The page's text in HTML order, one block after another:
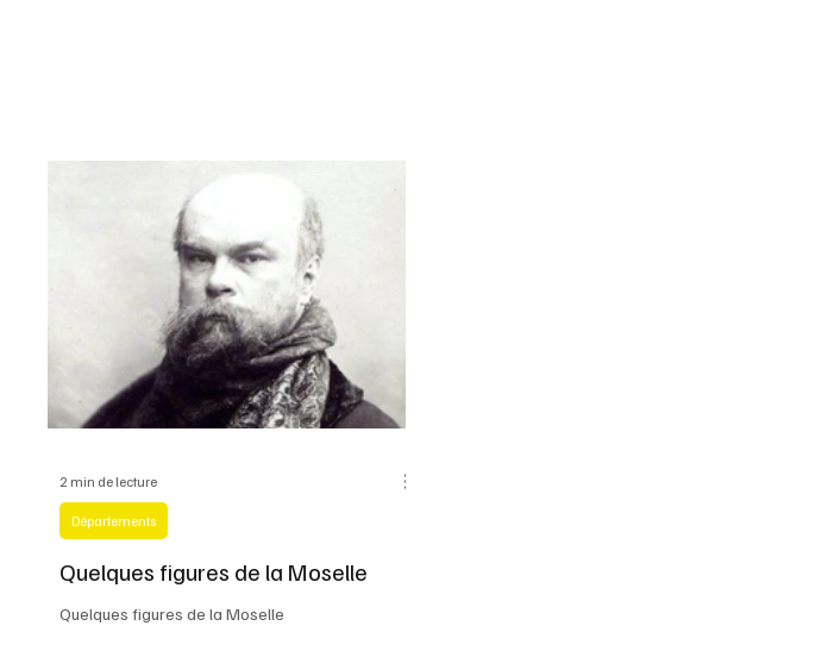
Quelques figures de la Moselle
Quelques figures de la Moselle
Départements
2 min de lecture